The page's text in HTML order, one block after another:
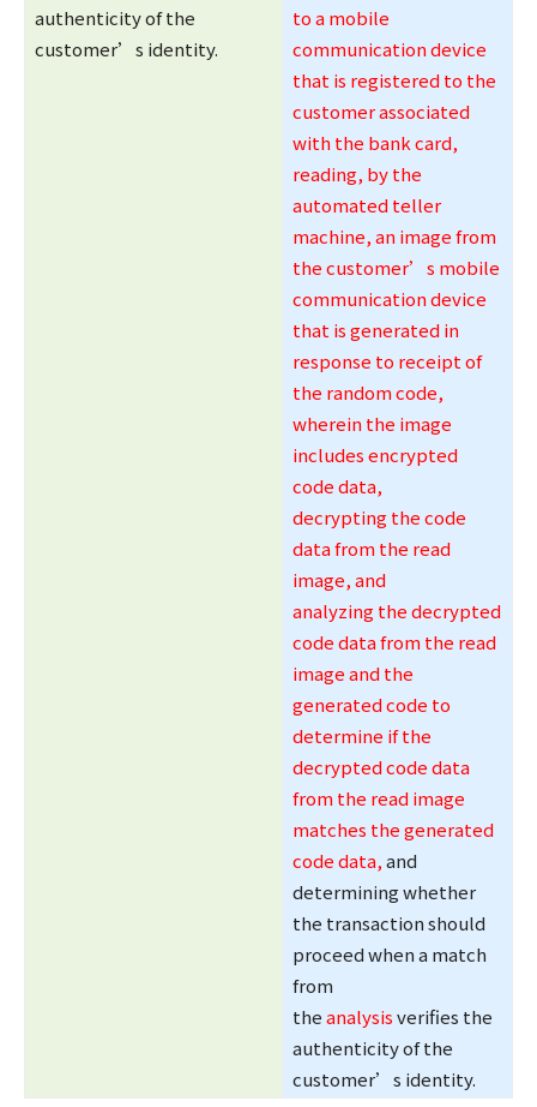
authenticity of the
customer’s identity.
to a mobile
communication device
that is registered to the
customer associated
with the bank card,
reading, by the
automated teller
machine, an image from
the customer’s mobile
communication device
that is generated in
response to receipt of
the random code,
wherein the image
includes encrypted
code data,
decrypting the code
data from the read
image, and
analyzing the decrypted
code data from the read
image and the
generated code to
determine if the
decrypted code data
from the read image
matches the generated
code data,and
determining whether
the transaction should
proceed when a match
from
theanalysisverifies the
authenticity of the
customer’s identity.